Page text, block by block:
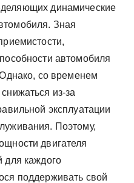
динамические
Зная
автомобиля
со временем
из-за
эксплуатации
Поэтому,
двигателя
для каждого
поддерживать свой